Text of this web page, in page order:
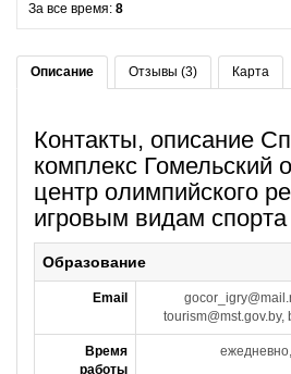
За все время: 8
Описание Отзывы (3) Карта
Контакты, описание
комплекс Гомельский
центр олимпийского
игровым видам спорта
Образование
Email
Время
работы